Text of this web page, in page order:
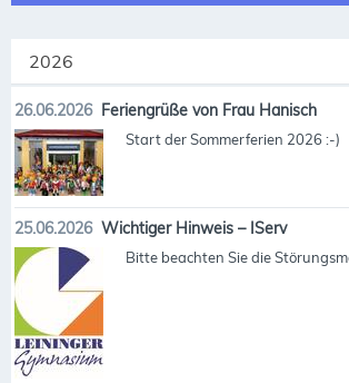
2026
26.06.2026 Feriengrüße von Frau Hanisch
Start der Sommerferien 2026 :-)
25.06.2026 Wichtiger Hinweis – IServ
Bitte beachten Sie die